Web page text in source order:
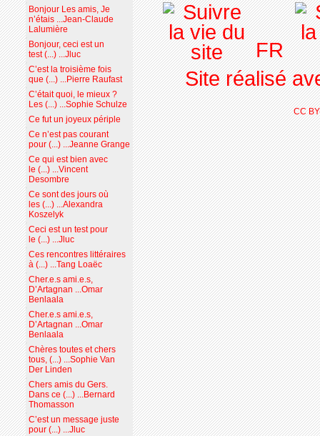
Bonjour Les amis, Je
n’étais ...Jean-Claude
Lalumière
Bonjour, ceci est un
test (...) ...Jluc
C’est la troisième fois
que (...) ...Pierre Raufast
C’était quoi, le mieux ?
Les (...) ...Sophie Schulze
Ce fut un joyeux périple
Ce n’est pas courant
pour (...) ...Jeanne Grange
Ce qui est bien avec
le (...) ...Vincent
Desombre
Ce sont des jours où
les (...) ...Alexandra
Koszelyk
Ceci est un test pour
le (...) ...Jluc
Ces rencontres littéraires
à (...) ...Tang Loaëc
Cher.e.s ami.e.s,
D’Artagnan ...Omar
Benlaala
Cher.e.s ami.e.s,
D’Artagnan ...Omar
Benlaala
Chères toutes et chers
tous, (...) ...Sophie Van
Der Linden
Chers amis du Gers.
Dans ce (...) ...Bernard
Thomasson
C’est un message juste
pour (...) ...Jluc
FR
Site réalisé
CC